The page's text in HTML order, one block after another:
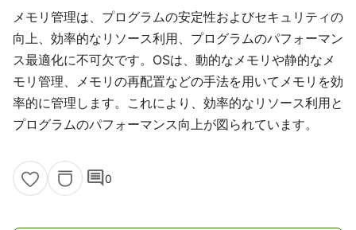
メモリ管理は、プログラムの安定性およびセキュリティの
向上、効率的なリソース利用、プログラムのパフォーマン
ス最適化に不可欠です。OSは、動的なメモリや静的なメ
モリ管理、メモリの再配置などの手法を用いてメモリを効
率的に管理します。これにより、効率的なリソース利用と
プログラムのパフォーマンス向上が図られています。
comment0